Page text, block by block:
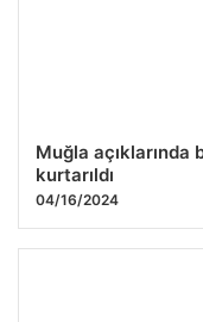
Muğla
kurtarıldı
04/16/2024